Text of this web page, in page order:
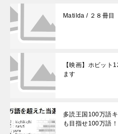
Matilda / ２８冊目
【映画】ホビット
ます
多読王国100万語
も目指せ100万語！